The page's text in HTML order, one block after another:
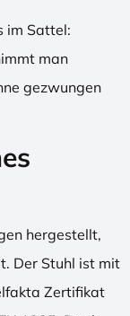
im Sattel:
man
gezwungen
hergestellt,
Der Stuhl ist mit
Zertifikat